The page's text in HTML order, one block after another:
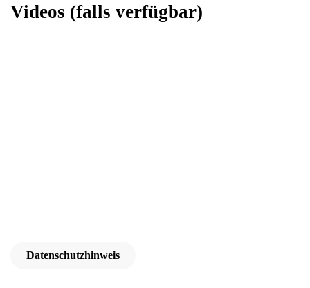
Videos (falls verfügbar)
Datenschutzhinweis